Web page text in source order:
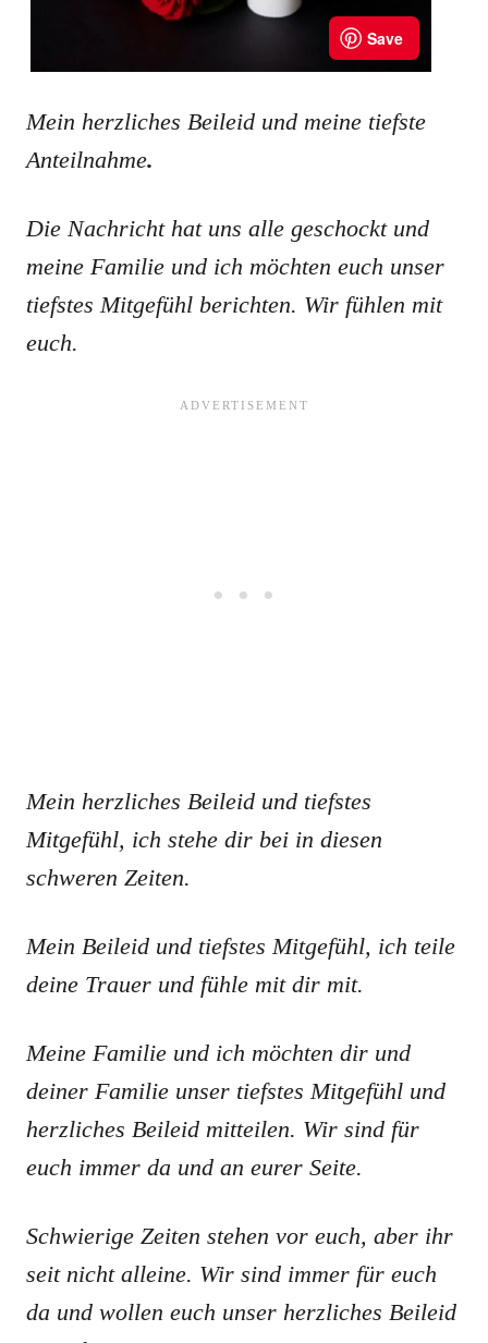
Mein herzliches Beileid und meine tiefste
Anteilnahme.
Die Nachricht hat uns alle geschockt und
meine Familie und ich möchten euch unser
tiefstes Mitgefühl berichten. Wir fühlen mit
euch.
Mein herzliches Beileid und tiefstes
Mitgefühl, ich stehe dir bei in diesen
schweren Zeiten.
Mein Beileid und tiefstes Mitgefühl, ich teile
deine Trauer und fühle mit dir mit.
Meine Familie und ich möchten dir und
deiner Familie unser tiefstes Mitgefühl und
herzliches Beileid mitteilen. Wir sind für
euch immer da und an eurer Seite.
Schwierige Zeiten stehen vor euch, aber ihr
seit nicht alleine. Wir sind immer für euch
da und wollen euch unser herzliches Beileid